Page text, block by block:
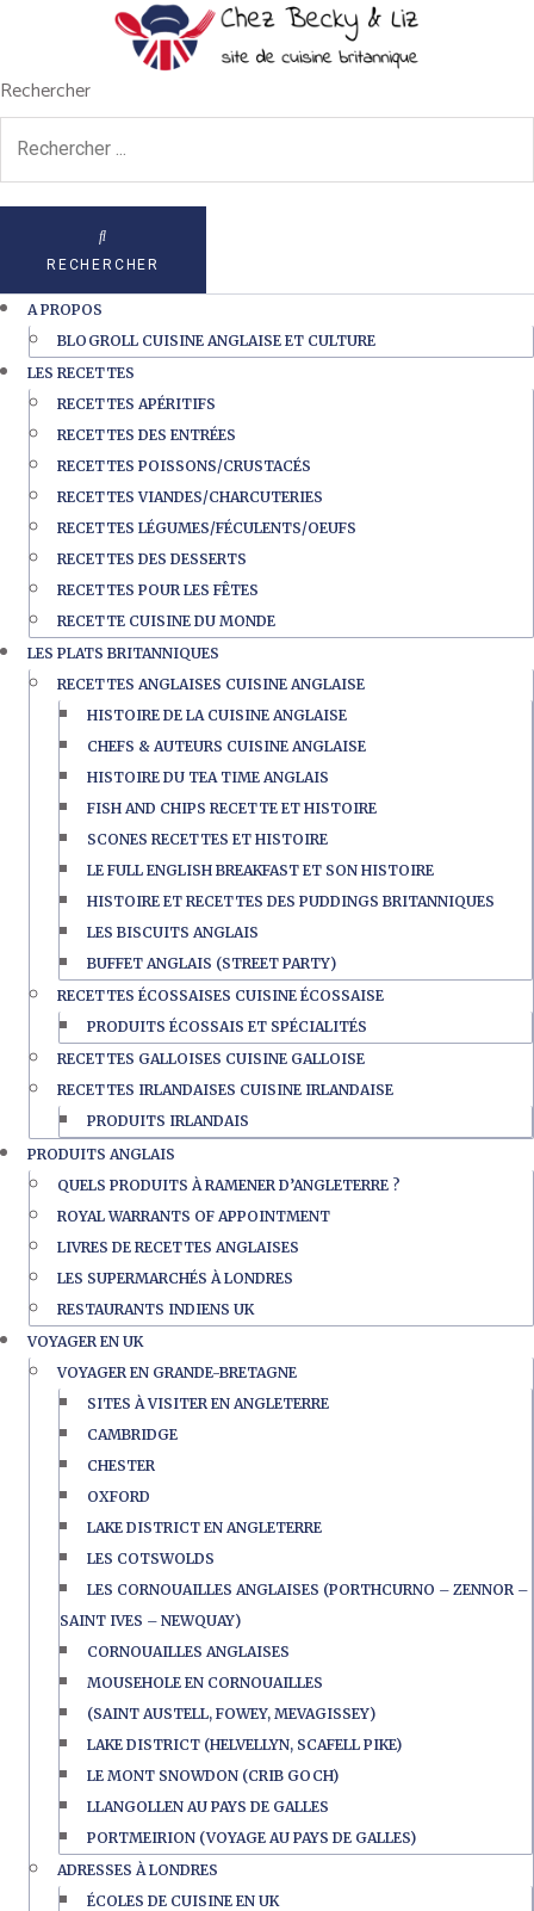
Rechercher
RECHERCHER
A PROPOS
BLOGROLL CUISINE ANGLAISE ET CULTURE
LES RECETTES
RECETTES APÉRITIFS
RECETTES DES ENTRÉES
RECETTES POISSONS/CRUSTACÉS
RECETTES VIANDES/CHARCUTERIES
RECETTES LÉGUMES/FÉCULENTS/OEUFS
RECETTES DES DESSERTS
RECETTES POUR LES FÊTES
RECETTE CUISINE DU MONDE
LES PLATS BRITANNIQUES
RECETTES ANGLAISES CUISINE ANGLAISE
HISTOIRE DE LA CUISINE ANGLAISE
CHEFS & AUTEURS CUISINE ANGLAISE
HISTOIRE DU TEA TIME ANGLAIS
FISH AND CHIPS RECETTE ET HISTOIRE
SCONES RECETTES ET HISTOIRE
LE FULL ENGLISH BREAKFAST ET SON HISTOIRE
HISTOIRE ET RECETTES DES PUDDINGS BRITANNIQUES
LES BISCUITS ANGLAIS
BUFFET ANGLAIS (STREET PARTY)
RECETTES ÉCOSSAISES CUISINE ÉCOSSAISE
PRODUITS ÉCOSSAIS ET SPÉCIALITÉS
RECETTES GALLOISES CUISINE GALLOISE
RECETTES IRLANDAISES CUISINE IRLANDAISE
PRODUITS IRLANDAIS
PRODUITS ANGLAIS
QUELS PRODUITS À RAMENER D’ANGLETERRE ?
ROYAL WARRANTS OF APPOINTMENT
LIVRES DE RECETTES ANGLAISES
LES SUPERMARCHÉS À LONDRES
RESTAURANTS INDIENS UK
VOYAGER EN UK
VOYAGER EN GRANDE-BRETAGNE
SITES À VISITER EN ANGLETERRE
CAMBRIDGE
CHESTER
OXFORD
LAKE DISTRICT EN ANGLETERRE
LES COTSWOLDS
LES CORNOUAILLES ANGLAISES (PORTHCURNO – ZENNOR –
SAINT IVES – NEWQUAY)
CORNOUAILLES ANGLAISES
MOUSEHOLE EN CORNOUAILLES
(SAINT AUSTELL, FOWEY, MEVAGISSEY)
LAKE DISTRICT (HELVELLYN, SCAFELL PIKE)
LE MONT SNOWDON (CRIB GOCH)
LLANGOLLEN AU PAYS DE GALLES
PORTMEIRION (VOYAGE AU PAYS DE GALLES)
ADRESSES À LONDRES
ÉCOLES DE CUISINE EN UK